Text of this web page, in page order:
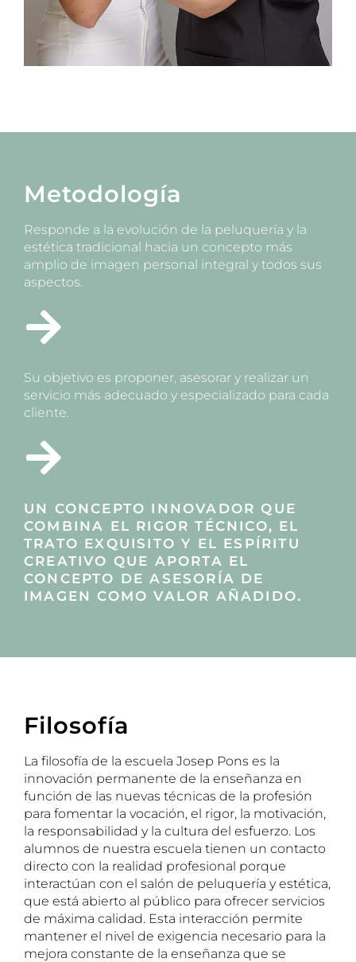
Metodología
Responde a la evolución de la peluquería y la
estética tradicional hacia un concepto más
amplio de imagen personal integral y todos sus
aspectos.
Su objetivo es proponer, asesorar y realizar un
servicio más adecuado y especializado para cada
cliente.
UN CONCEPTO INNOVADOR QUE
COMBINA EL RIGOR TÉCNICO, EL
TRATO EXQUISITO Y EL ESPÍRITU
CREATIVO QUE APORTA EL
CONCEPTO DE ASESORÍA DE
IMAGEN COMO VALOR AÑADIDO.
Filosofía
La filosofía de la escuela Josep Pons es la
innovación permanente de la enseñanza en
función de las nuevas técnicas de la profesión
para fomentar la vocación, el rigor, la motivación,
la responsabilidad y la cultura del esfuerzo. Los
alumnos de nuestra escuela tienen un contacto
directo con la realidad profesional porque
interactúan con el salón de peluquería y estética,
que está abierto al público para ofrecer servicios
de máxima calidad. Esta interacción permite
mantener el nivel de exigencia necesario para la
mejora constante de la enseñanza que se